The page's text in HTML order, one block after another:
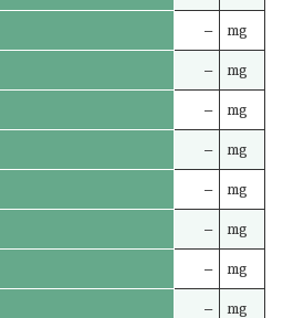
– mg
– mg
– mg
– mg
– mg
– mg
– mg
– mg